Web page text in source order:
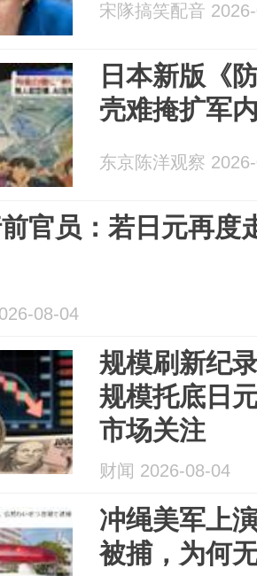
宋隊搞笑配音
日本新版《
壳难掩扩军
东京陈洋观察
官员：若日元再度
08-04
规模刷新纪
规模托底日
市场关注
财闻 2026-08-04
冲绳美军上
被捕，为何